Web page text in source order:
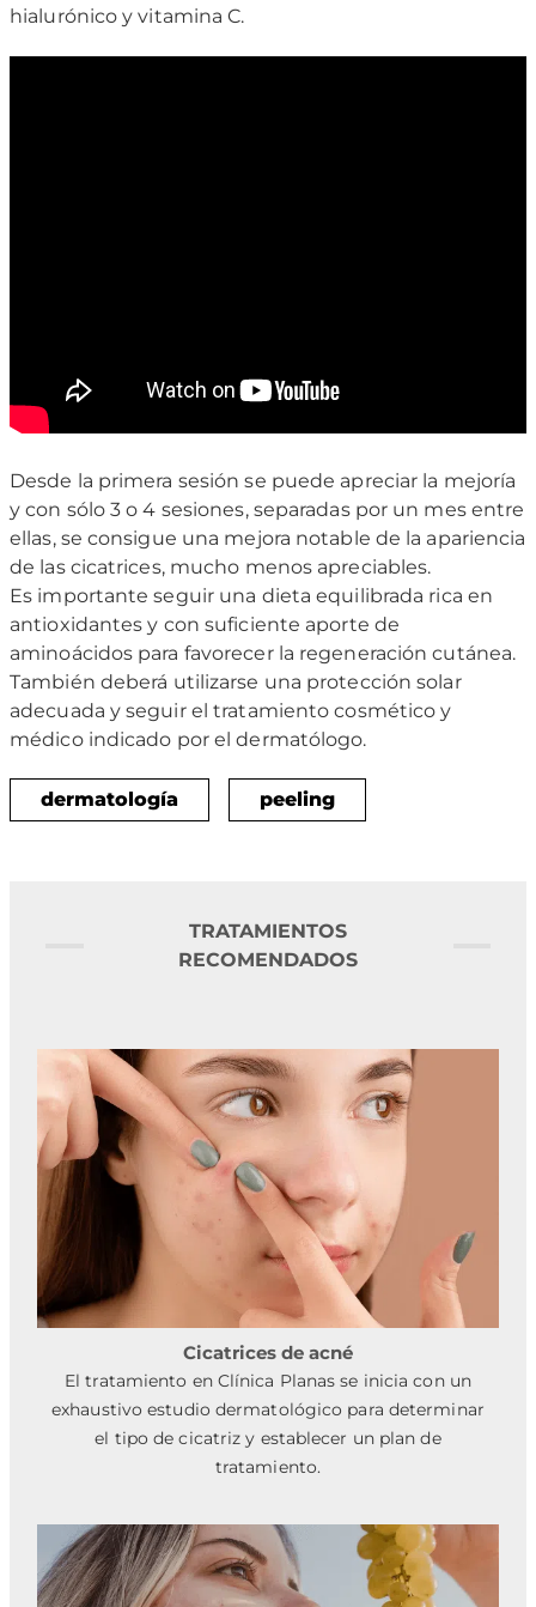
hialurónico y vitamina C.
Desde la primera sesión se puede apreciar la mejoría
y con sólo 3 o 4 sesiones, separadas por un mes entre
ellas, se consigue una mejora notable de la apariencia
de las cicatrices, mucho menos apreciables.
Es importante seguir una dieta equilibrada rica en
antioxidantes y con suficiente aporte de
aminoácidos para favorecer la regeneración cutánea.
También deberá utilizarse una protección solar
adecuada y seguir el tratamiento cosmético y
médico indicado por el dermatólogo.
dermatología peeling
TRATAMIENTOS
RECOMENDADOS
Cicatrices de acné
El tratamiento en Clínica Planas se inicia con un
exhaustivo estudio dermatológico para determinar
el tipo de cicatriz y establecer un plan de
tratamiento.